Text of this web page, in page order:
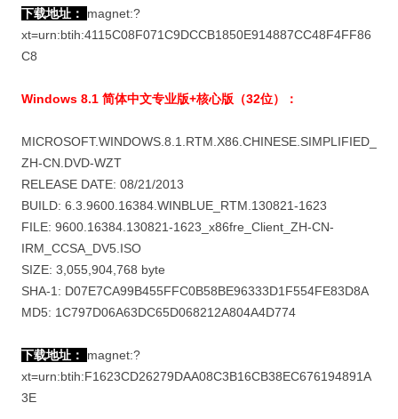
下载地址： magnet:?
xt=urn:btih:4115C08F071C9DCCB1850E914887CC48F4FF86
C8
Windows 8.1 简体中文专业版+核心版 （32位）：
MICROSOFT.WINDOWS.8.1.RTM.X86.CHINESE.SIMPLIFIED_
ZH-CN.DVD-WZT
RELEASE DATE: 08/21/2013
BUILD: 6.3.9600.16384.WINBLUE_RTM.130821-1623
FILE: 9600.16384.130821-1623_x86fre_Client_ZH-CN-
IRM_CCSA_DV5.ISO
SIZE: 3,055,904,768 byte
SHA-1: D07E7CA99B455FFC0B58BE96333D1F554FE83D8A
MD5: 1C797D06A63DC65D068212A804A4D774
下载地址： magnet:?
xt=urn:btih:F1623CD26279DAA08C3B16CB38EC676194891A
3E